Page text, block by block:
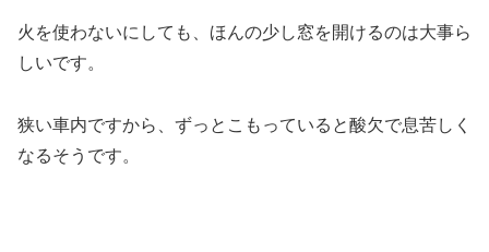
火を使わないにしても、ほんの少し窓を開けるのは大事ら
しいです。
狭い車内ですから、ずっとこもっていると酸欠で息苦しく
なるそうです。